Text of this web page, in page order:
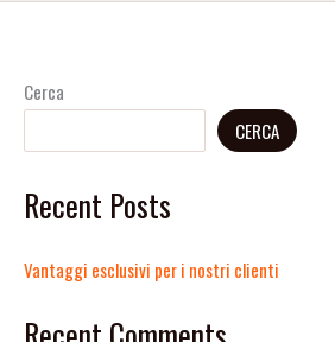
Cerca
CERCA
Recent Posts
Vantaggi esclusivi per i nostri clienti